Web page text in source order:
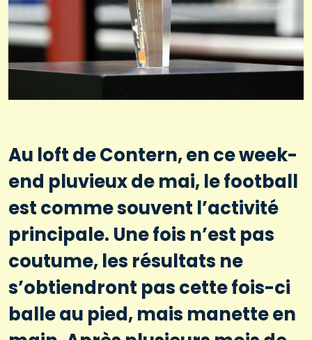
Au loft de Contern, en ce week-
end pluvieux de mai, le football
est comme souvent l’activité
principale. Une fois n’est pas
coutume, les résultats ne
s’obtiendront pas cette fois-ci
balle au pied, mais manette en